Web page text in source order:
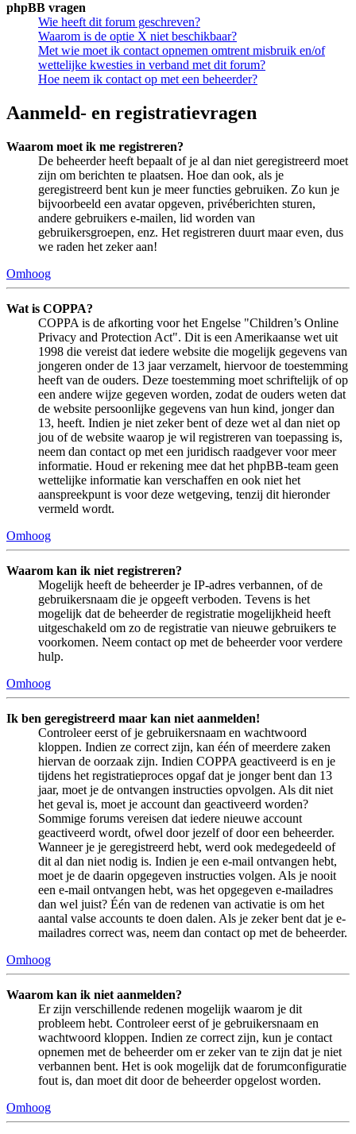
phpBB vragen
Wie heeft dit forum geschreven?
Waarom is de optie X niet beschikbaar?
Met wie moet ik contact opnemen omtrent misbruik en/of
wettelijke kwesties in verband met dit forum?
Hoe neem ik contact op met een beheerder?
Aanmeld- en registratievragen
Waarom moet ik me registreren?
De beheerder heeft bepaalt of je al dan niet geregistreerd moet
zijn om berichten te plaatsen. Hoe dan ook, als je
geregistreerd bent kun je meer functies gebruiken. Zo kun je
bijvoorbeeld een avatar opgeven, privéberichten sturen,
andere gebruikers e-mailen, lid worden van
gebruikersgroepen, enz. Het registreren duurt maar even, dus
we raden het zeker aan!
Omhoog
Wat is COPPA?
COPPA is de afkorting voor het Engelse "Children’s Online
Privacy and Protection Act". Dit is een Amerikaanse wet uit
1998 die vereist dat iedere website die mogelijk gegevens van
jongeren onder de 13 jaar verzamelt, hiervoor de toestemming
heeft van de ouders. Deze toestemming moet schriftelijk of op
een andere wijze gegeven worden, zodat de ouders weten dat
de website persoonlijke gegevens van hun kind, jonger dan
13, heeft. Indien je niet zeker bent of deze wet al dan niet op
jou of de website waarop je wil registreren van toepassing is,
neem dan contact op met een juridisch raadgever voor meer
informatie. Houd er rekening mee dat het phpBB-team geen
wettelijke informatie kan verschaffen en ook niet het
aanspreekpunt is voor deze wetgeving, tenzij dit hieronder
vermeld wordt.
Omhoog
Waarom kan ik niet registreren?
Mogelijk heeft de beheerder je IP-adres verbannen, of de
gebruikersnaam die je opgeeft verboden. Tevens is het
mogelijk dat de beheerder de registratie mogelijkheid heeft
uitgeschakeld om zo de registratie van nieuwe gebruikers te
voorkomen. Neem contact op met de beheerder voor verdere
hulp.
Omhoog
Ik ben geregistreerd maar kan niet aanmelden!
Controleer eerst of je gebruikersnaam en wachtwoord
kloppen. Indien ze correct zijn, kan één of meerdere zaken
hiervan de oorzaak zijn. Indien COPPA geactiveerd is en je
tijdens het registratieproces opgaf dat je jonger bent dan 13
jaar, moet je de ontvangen instructies opvolgen. Als dit niet
het geval is, moet je account dan geactiveerd worden?
Sommige forums vereisen dat iedere nieuwe account
geactiveerd wordt, ofwel door jezelf of door een beheerder.
Wanneer je je geregistreerd hebt, werd ook medegedeeld of
dit al dan niet nodig is. Indien je een e-mail ontvangen hebt,
moet je de daarin opgegeven instructies volgen. Als je nooit
een e-mail ontvangen hebt, was het opgegeven e-mailadres
dan wel juist? Één van de redenen van activatie is om het
aantal valse accounts te doen dalen. Als je zeker bent dat je e-
mailadres correct was, neem dan contact op met de beheerder.
Omhoog
Waarom kan ik niet aanmelden?
Er zijn verschillende redenen mogelijk waarom je dit
probleem hebt. Controleer eerst of je gebruikersnaam en
wachtwoord kloppen. Indien ze correct zijn, kun je contact
opnemen met de beheerder om er zeker van te zijn dat je niet
verbannen bent. Het is ook mogelijk dat de forumconfiguratie
fout is, dan moet dit door de beheerder opgelost worden.
Omhoog